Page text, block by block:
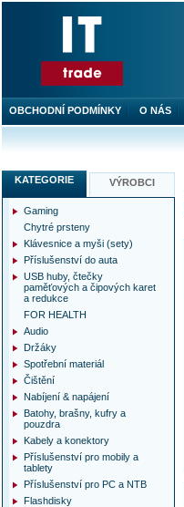
KATEGORIE VÝROBCI
Gaming
Chytré prsteny
Klávesnice a myši (sety)
Příslušenství do auta
USB huby, čtečky
paměťových a čipových karet
a redukce
FOR HEALTH
Audio
Držáky
Spotřební materiál
Čištění
Nabíjení & napájení
Batohy, brašny, kufry a
pouzdra
Kabely a konektory
Příslušenství pro mobily a
tablety
Příslušenství pro PC a NTB
Flashdisky
OBCHODNÍ PODMÍNKY O NÁS